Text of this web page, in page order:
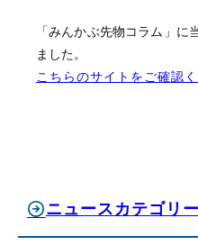
「みんかぶ先物コラム」
ました。
こちらのサイトをご確認
ニュースカテゴリー